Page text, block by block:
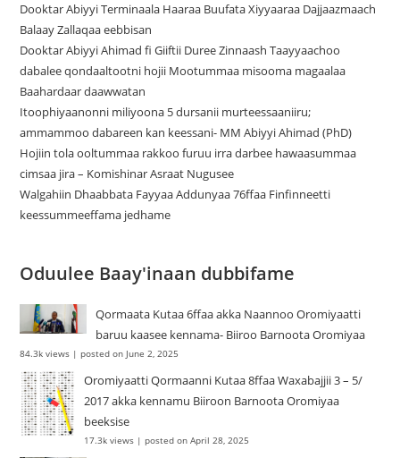
Dooktar Abiyyi Terminaala Haaraa Buufata Xiyyaaraa Dajjaazmaach
Balaay Zallaqaa eebbisan
Dooktar Abiyyi Ahimad fi Giiftii Duree Zinnaash Taayyaachoo
dabalee qondaaltootni hojii Mootummaa misooma magaalaa
Baahardaar daawwatan
Itoophiyaanonni miliyoona 5 dursanii murteessaaniiru;
ammammoo dabareen kan keessani- MM Abiyyi Ahimad (PhD)
Hojiin tola ooltummaa rakkoo furuu irra darbee hawaasummaa
cimsaa jira – Komishinar Asraat Nugusee
Walgahiin Dhaabbata Fayyaa Addunyaa 76ffaa Finfinneetti
keessummeeffama jedhame
Oduulee Baay'inaan dubbifame
Qormaata Kutaa 6ffaa akka Naannoo Oromiyaatti
baruu kaasee kennama- Biiroo Barnoota Oromiyaa
84.3k views |posted on June 2, 2025
Oromiyaatti Qormaanni Kutaa 8ffaa Waxabajjii 3 – 5/
2017 akka kennamu Biiroon Barnoota Oromiyaa
beeksise
17.3k views |posted on April 28, 2025